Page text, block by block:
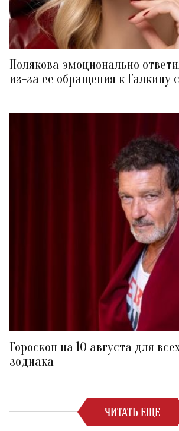
Полякова эмоционально
из-за ее обращения к Галкину
Гороскоп на 10 августа для
зодиака
ЧИТАТЬ ЕЩЕ